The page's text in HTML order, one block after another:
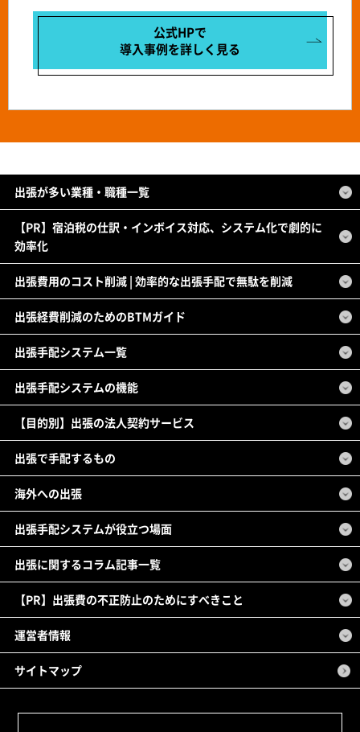
公式HPで
導入事例を詳しく見る
出張が多い業種・職種一覧
【PR】宿泊税の仕訳・インボイス対応、システム化で劇的に
効率化
出張費用のコスト削減 | 効率的な出張手配で無駄を削減
出張経費削減のためのBTMガイド
出張手配システム一覧
出張手配システムの機能
【目的別】出張の法人契約サービス
出張で手配するもの
海外への出張
出張手配システムが役立つ場面
出張に関するコラム記事一覧
【PR】出張費の不正防止のためにすべきこと
運営者情報
サイトマップ